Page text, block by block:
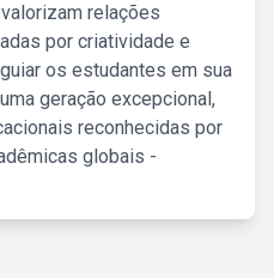
relações
por criatividade e
os estudantes em sua
geração excepcional,
reconhecidas por
globais -